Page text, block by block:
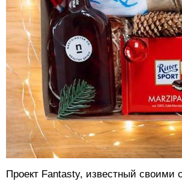
Проект Fantasty, известный своими